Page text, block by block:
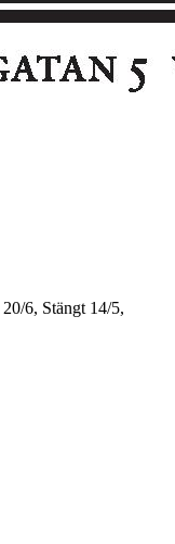
20/6, Stängt 14/5,